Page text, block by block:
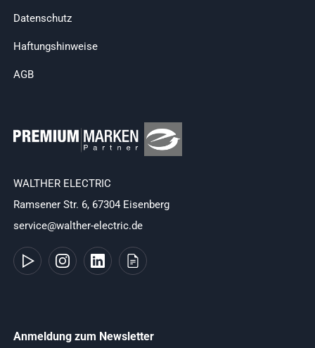
Datenschutz
Haftungshinweise
AGB
WALTHER ELECTRIC
Ramsener Str. 6, 67304 Eisenberg
service@walther-electric.de
Anmeldung zum Newsletter